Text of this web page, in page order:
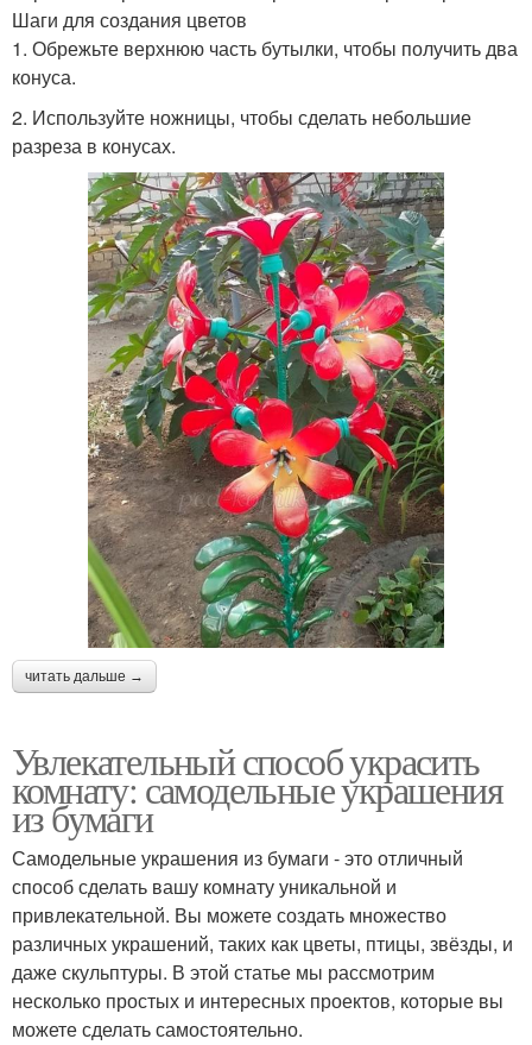
Шаги для создания цветов
1. Обрежьте верхнюю часть бутылки, чтобы получить два
конуса.
2. Используйте ножницы, чтобы сделать небольшие
разреза в конусах.
читать дальше →
Увлекательный способ украсить
комнату: самодельные украшения
из бумаги
Самодельные украшения из бумаги - это отличный
способ сделать вашу комнату уникальной и
привлекательной. Вы можете создать множество
различных украшений, таких как цветы, птицы, звёзды, и
даже скульптуры. В этой статье мы рассмотрим
несколько простых и интересных проектов, которые вы
можете сделать самостоятельно.